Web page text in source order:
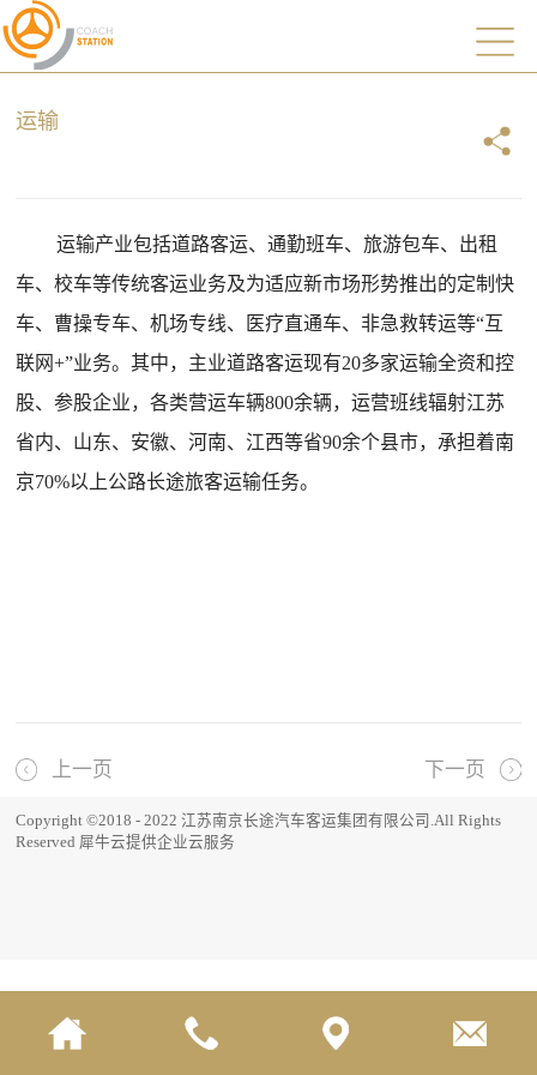
运输
运输产业包括道路客运、通勤班车、旅游包车、出租
车、校车等传统客运业务及为适应新市场形势推出的定制快
车、曹操专车、机场专线、医疗直通车、非急救转运等“互
联网+”业务。其中，主业道路客运现有20多家运输全资和控
股、参股企业，各类营运车辆800余辆，运营班线辐射江苏
省内、山东、安徽、河南、江西等省90余个县市，承担着南
京70%以上公路长途旅客运输任务。
上一页 下一页
Copyright ©2018 - 2022 江苏南京长途汽车客运集团有限公司.All Rights
Reserved 犀牛云提供企业云服务